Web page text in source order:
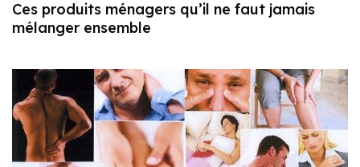
Ces produits ménagers qu’il ne faut jamais
mélanger ensemble